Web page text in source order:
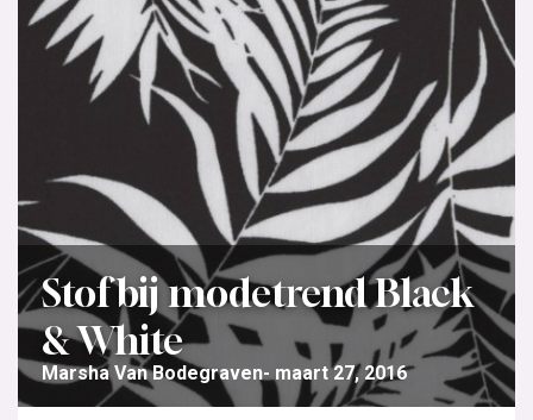
Stof bij modetrend Black
& White
Marsha Van Bodegraven maart 27, 2016